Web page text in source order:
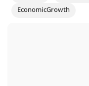
EconomicGrowth